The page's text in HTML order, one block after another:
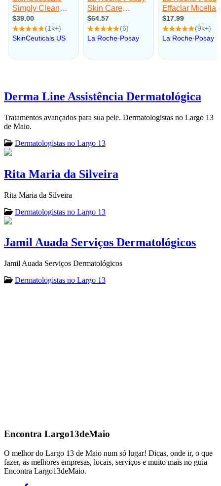
Derma Line Assistência Dermatológica
Tratamentos avançados para sua pele. Dermatologistas no Largo 13
de Maio.
Dermatologistas no Largo 13
Rita Maria da Silveira
Rita Maria da Silveira
Dermatologistas no Largo 13
Jamil Auada Serviços Dermatológicos
Jamil Auada Serviços Dermatológicos
Dermatologistas no Largo 13
Encontra Largo13deMaio
O melhor do Largo 13 de Maio num só lugar! Dicas, onde ir, o que
fazer, as melhores empresas, locais, serviços e muito mais no guia
Encontra Largo13deMaio.